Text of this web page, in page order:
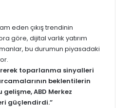
eden çıkış trendinin
göre, dijital varlık yatırım
bu durumun piyasadaki
toparlanma sinyalleri
beklentilerin
ABD Merkez
güçlendirdi.”